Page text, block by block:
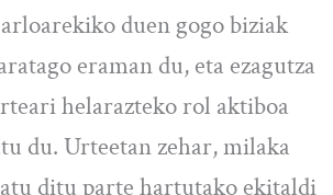
duen gogo biziak
eraman du, eta ezagutza
helarazteko rol aktiboa
du. Urteetan zehar, milaka
ditu parte hartutako ekitaldi